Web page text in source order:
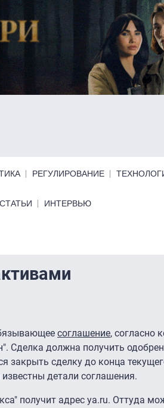
РЕГУЛИРОВАНИЕ
СТАТЬИ ИНТЕРВЬЮ
соглашение, согласно
Сделка должна получить
закрыть сделку до конца
детали соглашения.
получит адрес ya.ru. Оттуда